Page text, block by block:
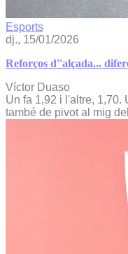
Esports
dj., 15/01/2026
Reforços d''alçada...
Víctor Duaso
Un fa 1,92 i l'altre, 1,70.
també de pivot al mig